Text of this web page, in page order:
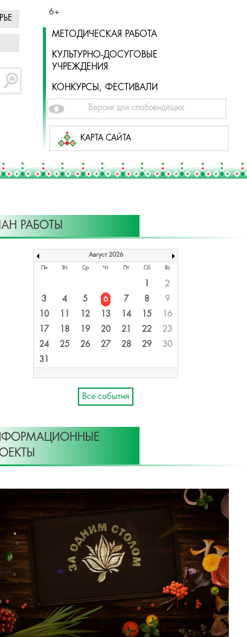
6+
МЕТОДИЧЕСКАЯ РАБОТА
КУЛЬТУРНО-ДОСУГОВЫЕ
УЧРЕЖДЕНИЯ
КОНКУРСЫ, ФЕСТИВАЛИ
Версия для слабовидящих
КАРТА САЙТА
РАБОТЫ
Август 2026
Пн Вт Ср Чт Пт Сб Вс
1
2
3
4 5 6 7 8
9
10
11 12 13 14 15
16
17
18 19 20 21 22
23
24
25 26 27 28 29
30
31
Все события